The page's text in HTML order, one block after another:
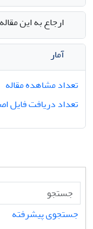
ارجاع به این مقاله
آمار
تعداد مشاهده مقاله
تعداد دریافت فایل
جستجوی پیشرفته